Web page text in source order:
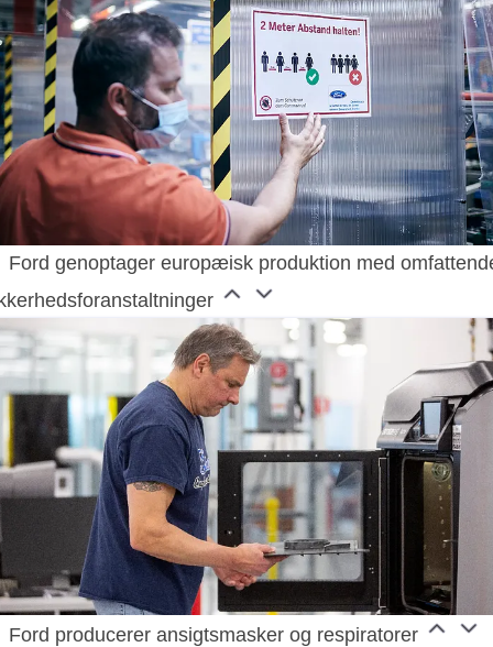
Ford genoptager europæisk produktion med
Ford producerer ansigtsmasker og respiratorer